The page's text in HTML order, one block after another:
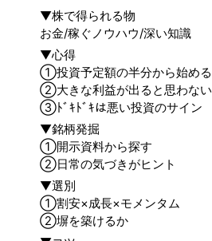
▼株で得られる物
お金/稼ぐノウハウ/深い知識
▼心得
①投資予定額の半分から始める
②大きな利益が出ると思わない
③ﾄﾞｷﾄﾞｷは悪い投資のサイン
▼銘柄発掘
①開示資料から探す
②日常の気づきがヒント
▼選別
①割安×成長×モメンタム
②塀を築けるか